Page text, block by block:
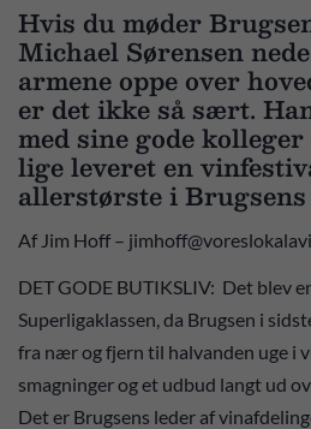
Hvis du møder
Michael Sørensen
armene oppe over
er det ikke så sært.
med sine gode
lige leveret en
allerstørste i
Af Jim Hoff –
DET GODE BUTIKSLIV: Det blev
Superligaklassen, da Brugsen i
fra nær og fjern til halvanden uge i
smagninger og et udbud langt ud
Det er Brugsens leder af